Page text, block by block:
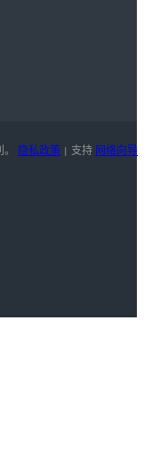
。 隐私政策 | 支持 网络向导